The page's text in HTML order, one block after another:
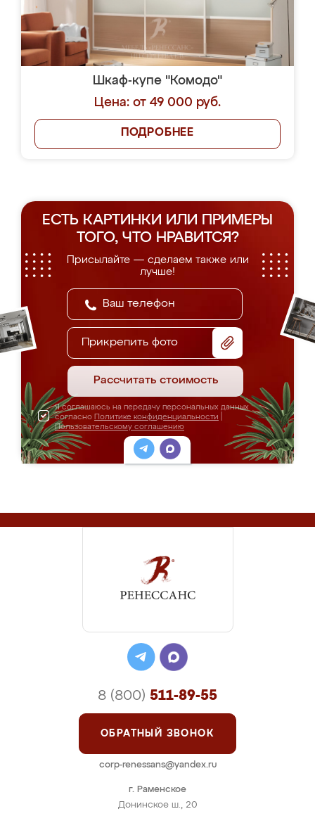
Шкаф-купе "Комодо"
Цена: от 49 000 руб.
ПОДРОБНЕЕ
ЕСТЬ КАРТИНКИ ИЛИ ПРИМЕРЫ
ТОГО, ЧТО НРАВИТСЯ?
Присылайте — сделаем также или
лучше!
Прикрепить фото
Рассчитать стоимость
Я соглашаюсь на передачу персональных данных
согласно Политике конфиденциальности
Пользовательскому соглашению
г. Раменское
Донинское ш., 20
8 (800) 511-89-55
ОБРАТНЫЙ ЗВОНОК
corp-renessans@yandex.ru